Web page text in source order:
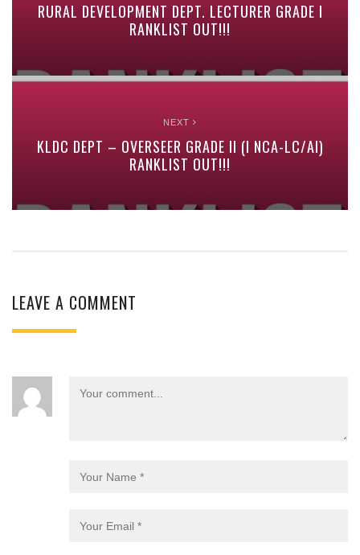
RURAL DEVELOPMENT DEPT. LECTURER GRADE I
RANKLIST OUT!!!
NEXT
KLDC DEPT – OVERSEER GRADE II (I NCA-LC/AI)
RANKLIST OUT!!!
LEAVE A COMMENT